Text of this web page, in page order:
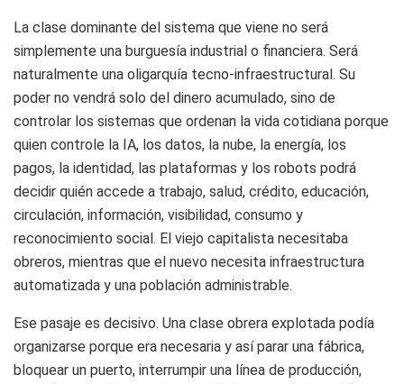
La clase dominante del sistema que viene no será
simplemente una burguesía industrial o financiera. Será
naturalmente una oligarquía tecno-infraestructural. Su
poder no vendrá solo del dinero acumulado, sino de
controlar los sistemas que ordenan la vida cotidiana porque
quien controle la IA, los datos, la nube, la energía, los
pagos, la identidad, las plataformas y los robots podrá
decidir quién accede a trabajo, salud, crédito, educación,
circulación, información, visibilidad, consumo y
reconocimiento social. El viejo capitalista necesitaba
obreros, mientras que el nuevo necesita infraestructura
automatizada y una población administrable.
Ese pasaje es decisivo. Una clase obrera explotada podía
organizarse porque era necesaria y así parar una fábrica,
bloquear un puerto, interrumpir una línea de producción,